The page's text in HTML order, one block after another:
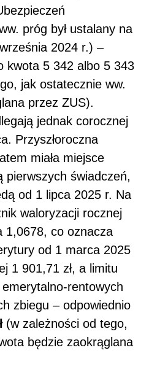
próg był ustalany na
2024 r.) –
kwota 5 342 albo 5 343
jak ostatecznie ww.
przez ZUS).
jednak corocznej
Przyszłoroczna
miała miejsce
pierwszych świadczeń,
od 1 lipca 2025 r. Na
waloryzacji rocznej
1,0678, co oznacza
od 1 marca 2025
1 901,71 zł, a limitu
rentowych
zbiegu – odpowiednio
(w zależności od tego,
będzie zaokrąglana